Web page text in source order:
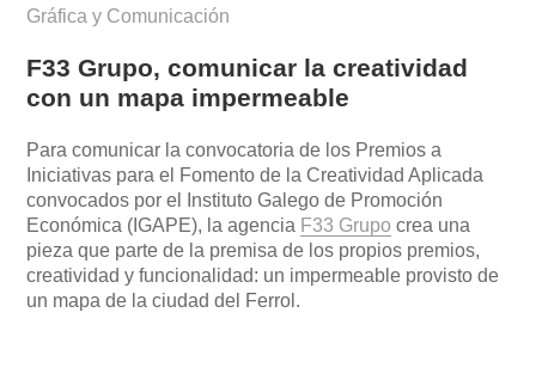
Gráfica y Comunicación
F33 Grupo, comunicar la creatividad
con un mapa impermeable
Para comunicar la convocatoria de los Premios a
Iniciativas para el Fomento de la Creatividad Aplicada
convocados por el Instituto Galego de Promoción
Económica (IGAPE), la agencia F33 Grupo crea una
pieza que parte de la premisa de los propios premios,
creatividad y funcionalidad: un impermeable provisto de
un mapa de la ciudad del Ferrol.